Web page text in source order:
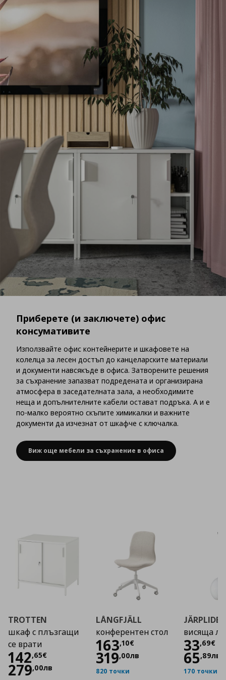
Приберете (и заключете) офис
консумативите
Използвайте офис контейнерите и шкафовете на
колелца за лесен достъп до канцеларските материали
и документи навсякъде в офиса. Затворените решения
за съхранение запазват подредената и организирана
атмосфера в заседателната зала, а необходимите
неща и допълнителните кабели остават подръка. А и е
по-малко вероятно скъпите химикалки и важните
документи да изчезнат от шкафче с ключалка.
Виж още мебели за съхранение в офиса
TROTTEN
шкаф с плъзгащи
се врати
142,65€
Цена 142,65 €
279,00лв
LÅNGFJÄLL
конферентен стол
163,10€
Цена 163,10 €
319,00лв
820 точки
JÄRPLIDEN
висяща
33,69€
Цена
65,89лв
170 точки